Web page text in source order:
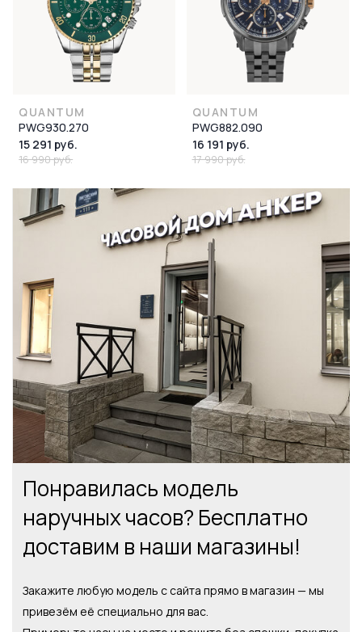
QUANTUM
PWG930.270
15 291 руб.
16 990 руб.
QUANTUM
PWG882.090
16 191 руб.
17 990 руб.
Понравилась модель
наручных часов? Бесплатно
доставим в наши магазины!
Закажите любую модель с сайта прямо в магазин — мы
привезём её специально для вас.